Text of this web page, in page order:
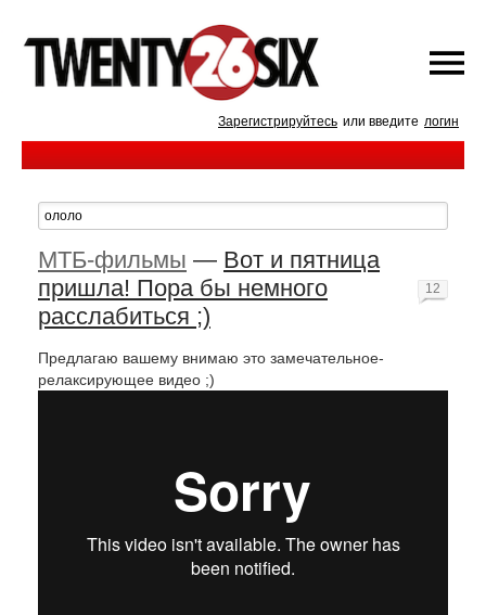
Зарегистрируйтесь или введите логин
МТБ-фильмы — Вот и пятница
пришла! Пора бы немного
расслабиться ;)
Предлагаю вашему внимаю это замечательное-
релаксирующее видео ;)
12